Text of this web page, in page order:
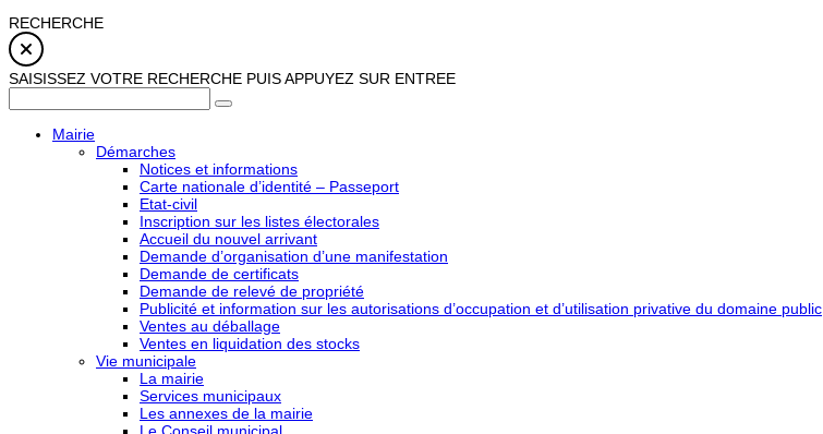
RECHERCHE
SAISISSEZ VOTRE RECHERCHE PUIS APPUYEZ SUR ENTREE
Mairie
Démarches
Notices et informations
Carte nationale d’identité – Passeport
Etat-civil
Inscription sur les listes électorales
Accueil du nouvel arrivant
Demande d’organisation d’une manifestation
Demande de certificats
Demande de relevé de propriété
Publicité et information sur les autorisations d’occupation et d’utilisation privative du domaine public
Ventes au déballage
Ventes en liquidation des stocks
Vie municipale
La mairie
Services municipaux
Les annexes de la mairie